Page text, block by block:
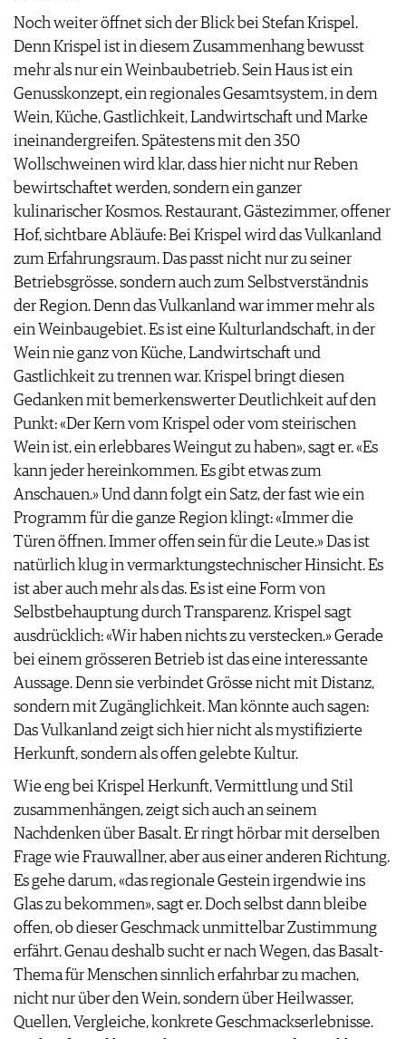
Noch weiter öffnet sich der Blick bei ­Stefan Krispel.
Denn Krispel ist in diesem Zusammenhang bewusst
mehr als nur ein Weinbaubetrieb. Sein Haus ist ein
Genusskonzept, ein regionales Gesamtsystem, in dem
Wein, Küche, Gastlichkeit, Landwirtschaft und Marke
ineinandergreifen. Spätestens mit den 350
Wollschweinen wird klar, dass hier nicht nur Reben
bewirtschaftet werden, sondern ein ganzer
kulinarischer Kosmos. Restaurant, Gästezimmer, offener
Hof, sichtbare Abläufe: Bei Krispel wird das Vulkanland
zum Erfahrungsraum. Das passt nicht nur zu seiner
Betriebsgrösse, sondern auch zum Selbstverständnis
der Region. Denn das Vulkanland war immer mehr als
ein Weinbaugebiet. Es ist eine Kulturlandschaft, in der
Wein nie ganz von Küche, Landwirtschaft und
Gastlichkeit zu trennen war. Krispel bringt diesen
Gedanken mit bemerkenswerter Deutlichkeit auf den
Punkt: «Der Kern vom Krispel oder vom steirischen
Wein ist, ein erlebbares Weingut zu haben», sagt er. «Es
kann jeder hereinkommen. Es gibt etwas zum
Anschauen.» Und dann folgt ein Satz, der fast wie ein
Programm für die ganze Region klingt: «Immer die
Türen öffnen. Immer offen sein für die Leute.» Das ist
natürlich klug in vermarktungstechnischer Hinsicht. Es
ist aber auch mehr als das. Es ist eine Form von
Selbstbehauptung durch Transparenz. Krispel sagt
ausdrücklich: «Wir haben nichts zu verstecken.» Gerade
bei einem grösseren Betrieb ist das eine interessante
Aussage. Denn sie verbindet Grösse nicht mit Distanz,
sondern mit Zugänglichkeit. Man könnte auch sagen:
Das Vulkanland zeigt sich hier nicht als mystifizierte
Herkunft, sondern als offen gelebte Kultur.
Wie eng bei Krispel Herkunft, Vermittlung und Stil
zusammenhängen, zeigt sich auch an seinem
Nachdenken über Basalt. Er ringt hörbar mit derselben
Frage wie Frauwallner, aber aus einer anderen Richtung.
Es gehe darum, «das regionale Gestein irgendwie ins
Glas zu bekommen», sagt er. Doch selbst dann bleibe
offen, ob dieser Geschmack unmittelbar Zustimmung
erfährt. Genau deshalb sucht er nach Wegen, das Basalt-
Thema für Menschen sinnlich erfahrbar zu machen,
nicht nur über den Wein, sondern über Heilwasser,
Quellen, Vergleiche, konkrete Geschmackserlebnisse.